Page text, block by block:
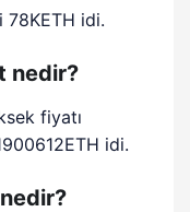
idi.
nedir?
fiyatı
idi.